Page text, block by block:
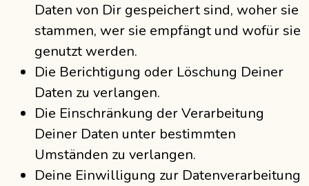
Daten von Dir gespeichert sind, woher sie
stammen, wer sie empfängt und wofür sie
genutzt werden.
Die Berichtigung oder Löschung Deiner
Daten zu verlangen.
Die Einschränkung der Verarbeitung
Deiner Daten unter bestimmten
Umständen zu verlangen.
Deine Einwilligung zur Datenverarbeitung